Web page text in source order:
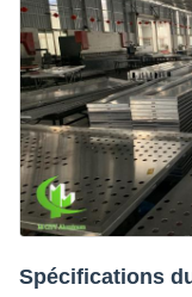
Spécifications